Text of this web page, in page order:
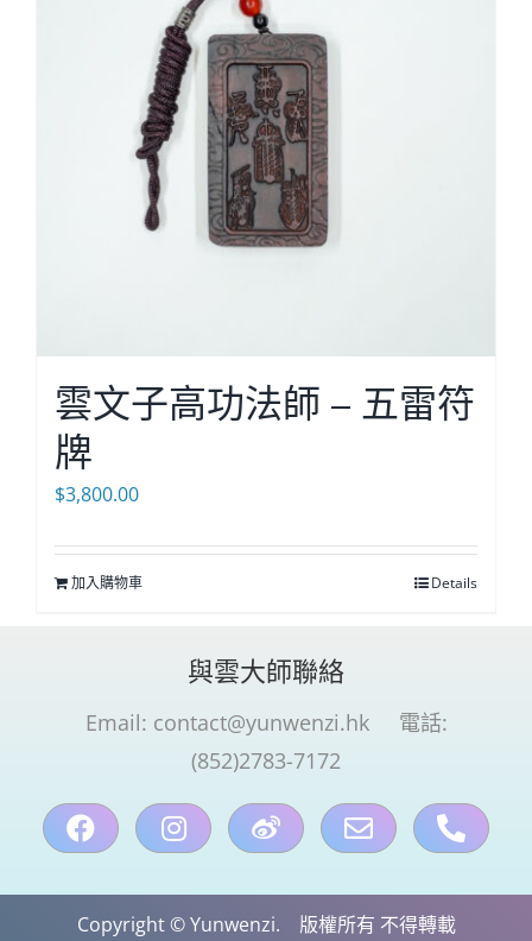
活動代言
浩瀚天龍蓮會
雲文子高功法師 – 五雷符
牌
$3,800.00
加入購物車 Details
與雲大師聯絡
Email: contact@yunwenzi.hk電話:
(852)2783-7172
Copyright © Yunwenzi. 版權所有 不得轉載